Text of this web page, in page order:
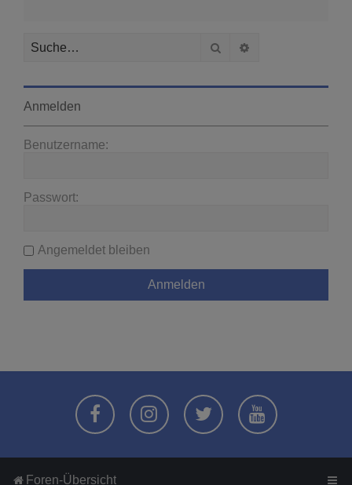
Suche
Anmelden
Benutzername:
Passwort:
Angemeldet bleiben
Foren-Übersicht